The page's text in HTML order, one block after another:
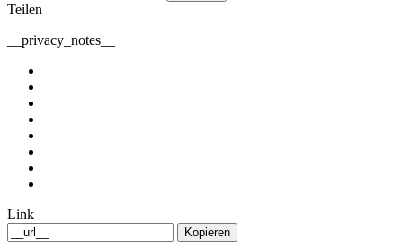
Teilen
__privacy_notes__
Link
Kopieren